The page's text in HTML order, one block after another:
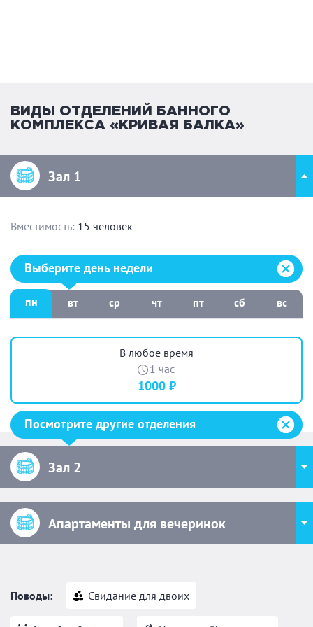
ВИДЫ ОТДЕЛЕНИЙ БАННОГО
КОМПЛЕКСА «КРИВАЯ БАЛКА»
Зал 1
Вместимость: 15 человек
Выберите день недели:
Выберите день недели
пн вт ср чт пт сб вс
В любое время
1 час
1000 ₽
Посмотрите другие отделения
Зал 2
Апартаменты для вечеринок
Поводы: Свидание для двоих